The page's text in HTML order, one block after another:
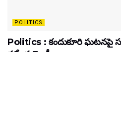
POLITICS
Politics : కందుకూరి ఘటనపై
నరేంద్ర మోడీ..